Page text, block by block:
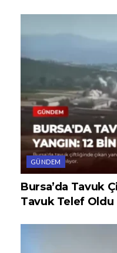
GÜNDEM
Bursa’da Tavuk
Tavuk Telef Oldu